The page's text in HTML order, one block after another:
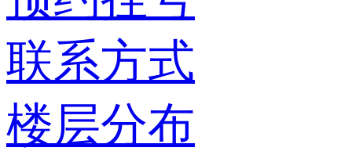
联系方式
楼层分布